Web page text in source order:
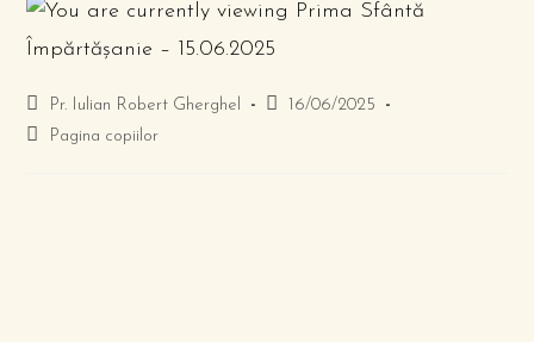
Pr. Iulian Robert Gherghel
16/06/2025
Pagina copiilor